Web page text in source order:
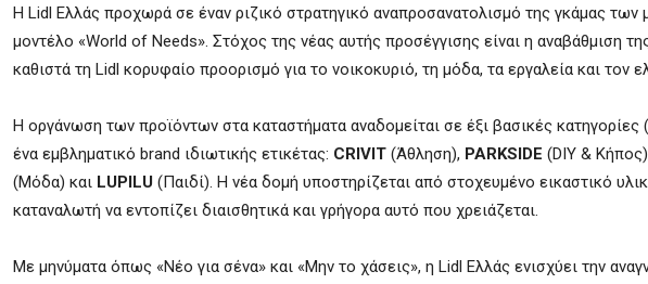
Η Lidl Ελλάς προχωρά σε έναν ριζικό στρατηγικό αναπροσανατολισμό της γκάμας
μοντέλο «World of Needs». Στόχος της νέας αυτής προσέγγισης είναι η αναβάθμιση
καθιστά τη Lidl κορυφαίο προορισμό για το νοικοκυριό, τη μόδα, τα εργαλεία και τον
Η οργάνωση των προϊόντων στα καταστήματα αναδομείται σε έξι βασικές
ένα εμβληματικό brand ιδιωτικής ετικέτας: CRIVIT (Άθληση), PARKSIDE (DIY &
(Μόδα) και LUPILU (Παιδί). Η νέα δομή υποστηρίζεται από στοχευμένο εικαστικό
καταναλωτή να εντοπίζει διαισθητικά και γρήγορα αυτό που χρειάζεται.
Με μηνύματα όπως «Νέο για σένα» και «Μην το χάσεις», η Lidl Ελλάς ενισχύει την